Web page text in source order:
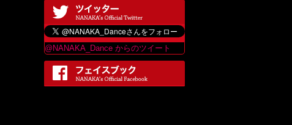
@NANAKA_Dance からのツイート